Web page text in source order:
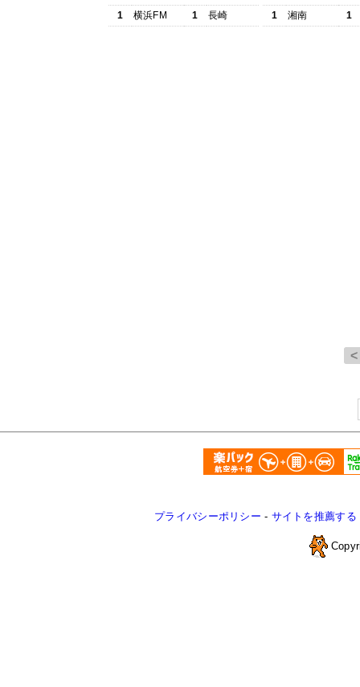
1
横浜FM 1 長崎
1
湘南 1
プライバシーポリシー - サイトを推薦する